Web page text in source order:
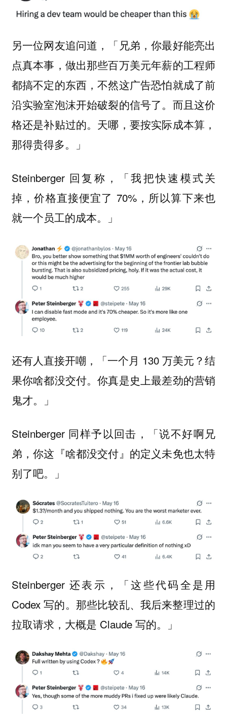
另一位网友追问道，「兄弟，你最好能亮出
点真本事，做出那些百万美元年薪的工程师
都搞不定的东西，不然这广告恐怕就成了前
沿实验室泡沫开始破裂的信号了。而且这价
格还是补贴过的。天哪，要按实际成本算，
那得贵得多。」
Steinberger 回复称，「我把快速模式关
掉，价格直接便宜了 70%，所以算下来也
就一个员工的成本。」
还有人直接开嘲，「一个月 130 万美元？结
果你啥都没交付。你真是史上最差劲的营销
鬼才。」
Steinberger 同样予以回击，「说不好啊兄
弟，你这『啥都没交付』的定义未免也太特
别了吧。」
Steinberger 还表示，「这些代码全是用
Codex 写的。那些比较乱、我后来整理过的
拉取请求，大概是 Claude 写的。」